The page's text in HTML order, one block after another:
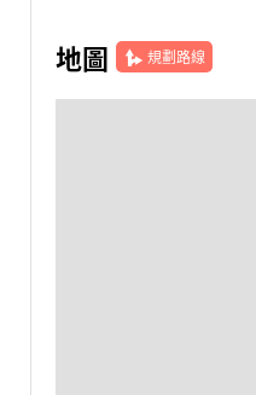
地圖 規劃路線